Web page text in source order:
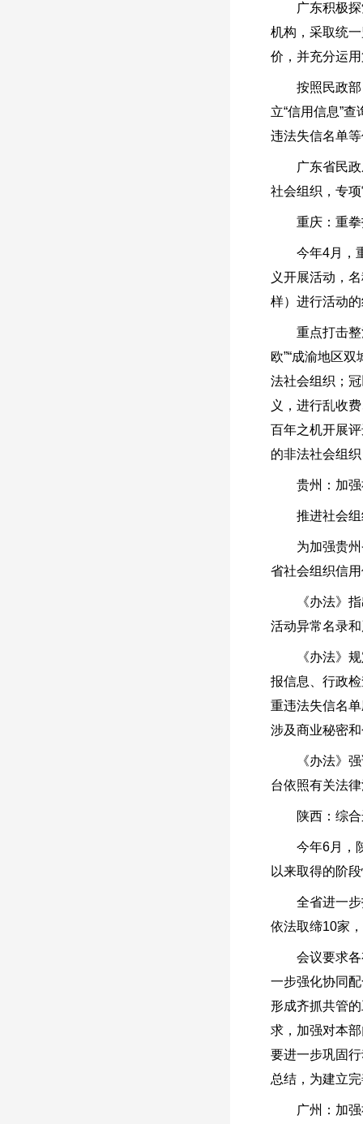
广东积极探索
机构，采取统
价，并充分运
按照民政部《
立“信用信息”
违法失信名单
广东省民政厅
社会组织，专
重庆：重拳
今年4月，重
义开展活动，名
样）进行活动
重点打击整治
欧”“成渝地区
法社会组织；冠
义，进行乱收
百年之机开展
的非法社会组
贵州：加强
推进社会组
为加强贵州省
省社会组织信
《办法》指出
活动异常名录
《办法》规定
报信息、行政
重违法失信名
涉及商业秘密
《办法》强调
台依照有关法
陕西：综合
今年6月，陕
以来取得的阶
全省进一步打
依法取缔10家
会议要求各有
一步强化协同
形成齐抓共管
求，加强对本
要进一步巩固
总结，为建立
广州：加强